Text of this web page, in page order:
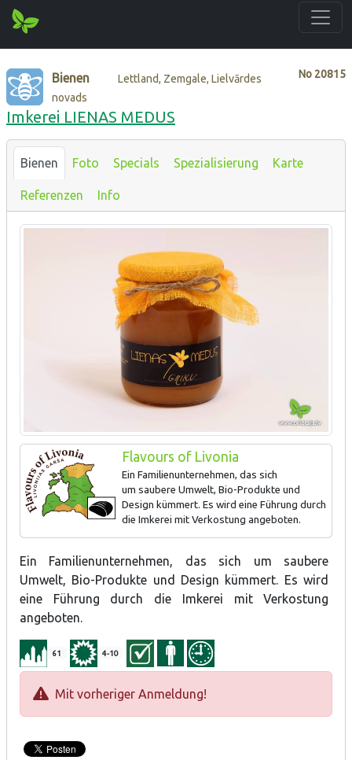
No 20815
Bienen
Lettland, Zemgale, Lielvārdes
novads
Imkerei LIENAS MEDUS
Bienen Foto Specials Spezialisierung Karte
Referenzen Info
Flavours of Livonia
Ein Familienunternehmen, das sich
um saubere Umwelt, Bio-Produkte und
Design kümmert. Es wird eine Führung durch
die Imkerei mit Verkostung angeboten.
Honig mit Ringelblume, Schafgarbe, Pfefferminz, Mädesüß.
Ein Familienunternehmen, das sich um saubere
Umwelt, Bio-Produkte und Design kümmert. Es wird
eine Führung durch die Imkerei mit Verkostung
angeboten.
61 4-10
Mit vorheriger Anmeldung!